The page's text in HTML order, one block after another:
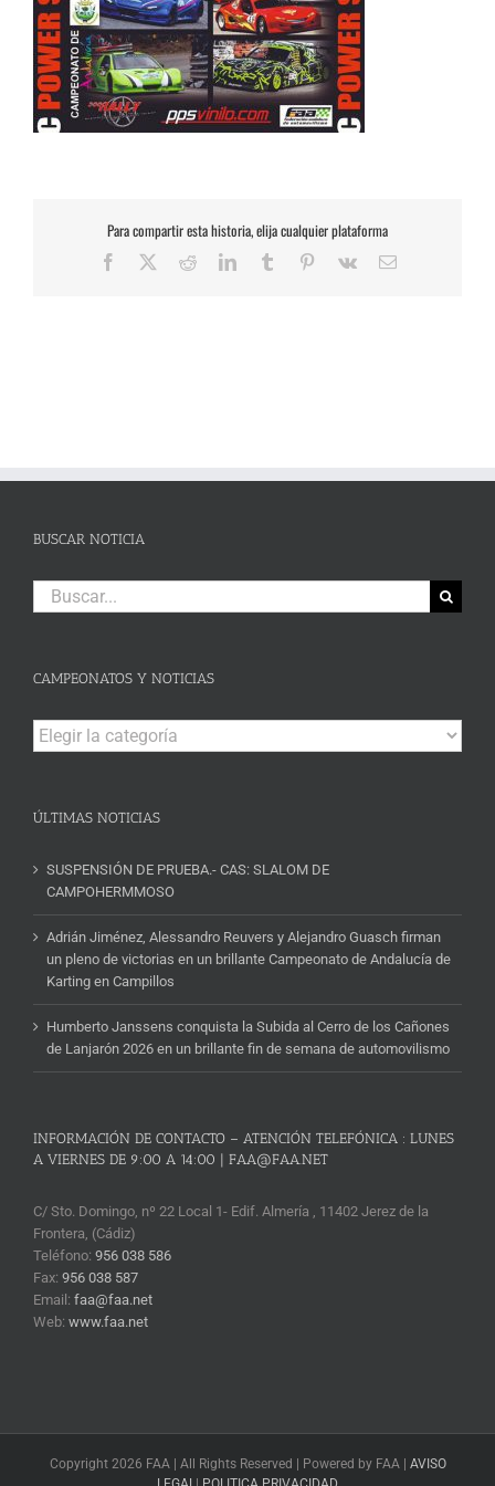
Para compartir esta historia, elija cualquier plataforma
Facebook RedditLinkedInTumblr Pinterest
Vk
Correo
BUSCAR NOTICIA
Buscar:
CAMPEONATOS Y NOTICIAS
Campeonatos
y
ÚLTIMAS NOTICIAS
SUSPENSIÓN DE PRUEBA.- CAS: SLALOM DE
CAMPOHERMMOSO
Adrián Jiménez, Alessandro Reuvers y Alejandro Guasch firman
un pleno de victorias en un brillante Campeonato de Andalucía de
Karting en Campillos
Humberto Janssens conquista la Subida al Cerro de los Cañones
de Lanjarón 2026 en un brillante fin de semana de automovilismo
INFORMACIÓN DE CONTACTO – ATENCIÓN TELEFÓNICA : LUNES
A VIERNES DE 9:00 A 14:00 | FAA@FAA.NET
C/ Sto. Domingo, nº 22 Local 1- Edif. Almería , 11402 Jerez de la
Frontera, (Cádiz)
Teléfono: 956 038 586
Fax: 956 038 587
Email: faa@faa.net
Web: www.faa.net
Copyright 2026 FAA | All Rights Reserved | Powered by FAA | AVISO